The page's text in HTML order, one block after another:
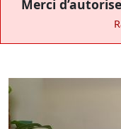
Merci